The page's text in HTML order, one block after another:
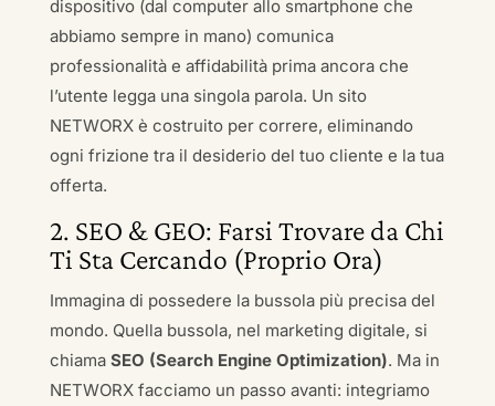
dispositivo (dal computer allo smartphone che
abbiamo sempre in mano) comunica
professionalità e affidabilità prima ancora che
l’utente legga una singola parola. Un sito
NETWORX è costruito per correre, eliminando
ogni frizione tra il desiderio del tuo cliente e la tua
offerta.
2. SEO & GEO: Farsi Trovare da Chi
Ti Sta Cercando (Proprio Ora)
Immagina di possedere la bussola più precisa del
mondo. Quella bussola, nel marketing digitale, si
chiama SEO (Search Engine Optimization). Ma in
NETWORX facciamo un passo avanti: integriamo